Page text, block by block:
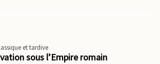
et tardive
sous l’Empire romain